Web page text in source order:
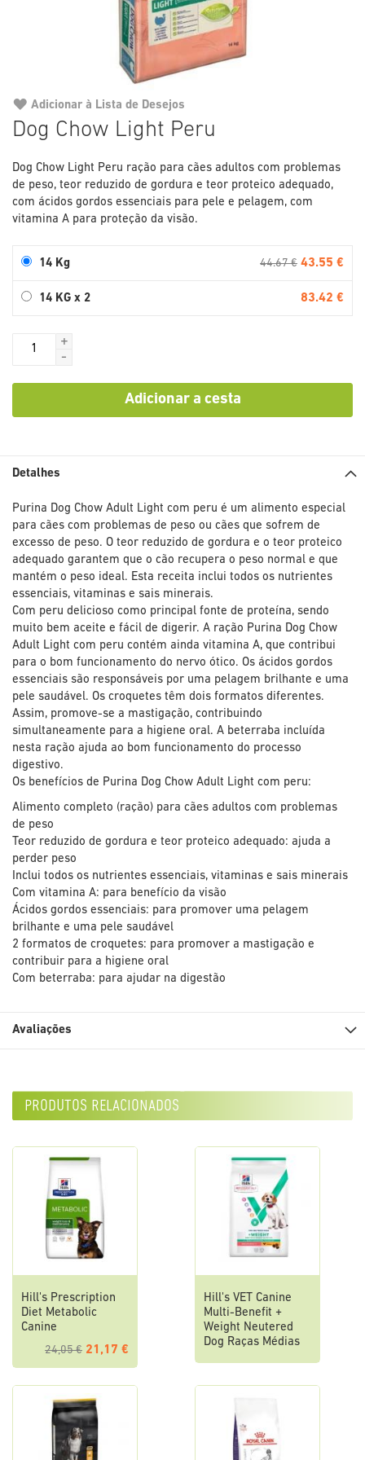
Dog Chow Light Peru
Dog Chow Light Peru ração para cães adultos com problemas
de peso, teor reduzido de gordura e teor proteico adequado,
com ácidos gordos essenciais para pele e pelagem, com
vitamina A para proteção da visão.
14 Kg 44.67 € 43.55 €
14 KG x 2 83.42 €
+
-
Adicionar a cesta
Adicionar à Lista de Desejos
para
início
da
Galeria
de
Detalhes
Purina Dog Chow Adult Light com peru é um alimento especial
para cães com problemas de peso ou cães que sofrem de
excesso de peso. O teor reduzido de gordura e o teor proteico
adequado garantem que o cão recupera o peso normal e que
mantém o peso ideal. Esta receita inclui todos os nutrientes
essenciais, vitaminas e sais minerais.
Com peru delicioso como principal fonte de proteína, sendo
muito bem aceite e fácil de digerir. A ração Purina Dog Chow
Adult Light com peru contém ainda vitamina A, que contribui
para o bom funcionamento do nervo ótico. Os ácidos gordos
essenciais são responsáveis por uma pelagem brilhante e uma
pele saudável. Os croquetes têm dois formatos diferentes.
Assim, promove-se a mastigação, contribuindo
simultaneamente para a higiene oral. A beterraba incluída
nesta ração ajuda ao bom funcionamento do processo
digestivo.
Os benefícios de Purina Dog Chow Adult Light com peru:
Alimento completo (ração) para cães adultos com problemas
de peso
Teor reduzido de gordura e teor proteico adequado: ajuda a
perder peso
Inclui todos os nutrientes essenciais, vitaminas e sais minerais
Com vitamina A: para benefício da visão
Ácidos gordos essenciais: para promover uma pelagem
brilhante e uma pele saudável
2 formatos de croquetes: para promover a mastigação e
contribuir para a higiene oral
Com beterraba: para ajudar na digestão
Avaliações
produtos relacionados
Hill's Prescription
Diet Metabolic
Canine
24,05 € 21,17 €
Hill's VET Canine
Multi-Benefit +
Weight Neutered
Dog Raças Médias